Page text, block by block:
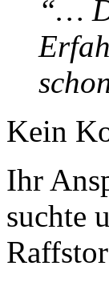
“…
Kein
Ihr
suchte